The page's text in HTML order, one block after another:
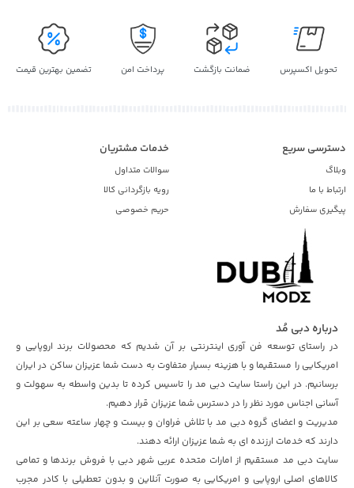
تحویل اکسپرس ضمانت بازگشت پرداخت امن تضمین بهترین قیمت
دسترسی سریع
وبلاگ
ارتباط با ما
پیگیری سفارش
خدمات مشتریان
سوالات متداول
رویه بازگردانی کالا
حریم خصوصی
درباره دبی مُد
در راستای توسعه فن آوری اینترنتی بر آن شدیم که محصولات برند اروپایی و
امریکایی را مستقیما و با هزینه بسیار متفاوت به دست شما عزیزان ساکن در ایران
برسانیم. در این راستا سایت دبی مد را تاسیس کرده تا بدین واسطه به سهولت و
آسانی اجناس مورد نظر را در دسترس شما عزیزان قرار دهیم.
مدیریت و اعضای گروه دبی مد با تلاش فراوان و بیست و چهار ساعته سعی بر این
دارند که خدمات ارزنده ای به شما عزیزان ارائه دهند.
سایت دبی مد مستقیم از امارات متحده عربی شهر دبی با فروش برندها و تمامی
کالاهای اصلی اروپایی و امریکایی به صورت آنلاین و بدون تعطیلی با کادر مجرب